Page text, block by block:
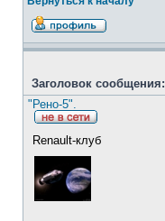
Заголовок сообщения:
"Рено-5".
Renault-клуб